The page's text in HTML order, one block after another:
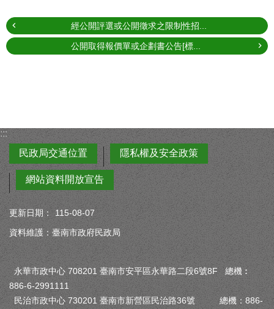
經公開評選或公開徵求之限制性招...
公開取得報價單或企劃書公告[標...
:::
民政局交通位置
隱私權及安全政策
網站資料開放宣告
更新日期：
115-08-07
資料維護：臺南市政府民政局
永華市政中心 708201 臺南市安平區永華路二段6號8F 總機︰
886-6-2991111
民治市政中心 730201 臺南市新營區民治路36號 總機：886-